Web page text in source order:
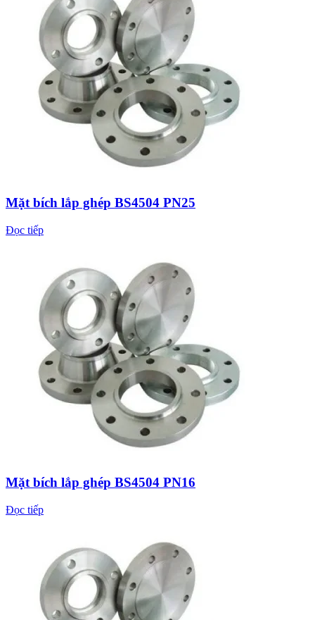
Mặt bích lắp ghép BS4504 PN25
Đọc tiếp
Mặt bích lắp ghép BS4504 PN16
Đọc tiếp